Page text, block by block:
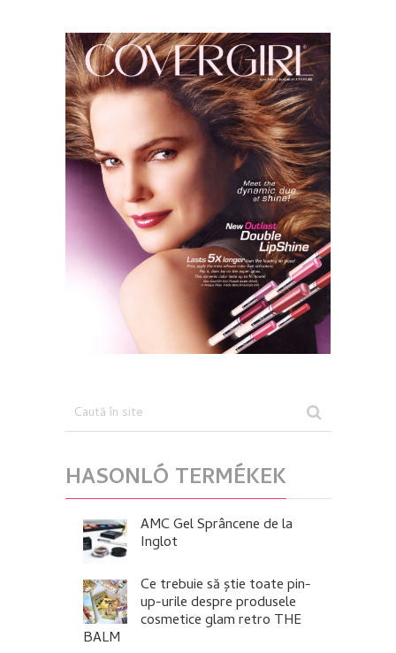
HASONLÓ TERMÉKEK
AMC Gel Sprâncene de la
Inglot
Ce trebuie să știe toate pin-
up-urile despre produsele
cosmetice glam retro THE
BALM